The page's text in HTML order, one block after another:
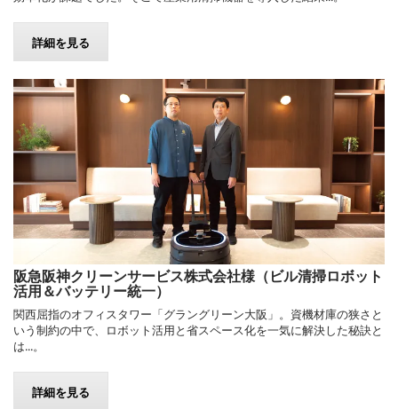
詳細を見る
阪急阪神クリーンサービス株式会社様（ビル清掃ロボット
活用＆バッテリー統一）
関西屈指のオフィスタワー「グラングリーン大阪」。資機材庫の狭さと
いう制約の中で、ロボット活用と省スペース化を一気に解決した秘訣と
は...。
詳細を見る